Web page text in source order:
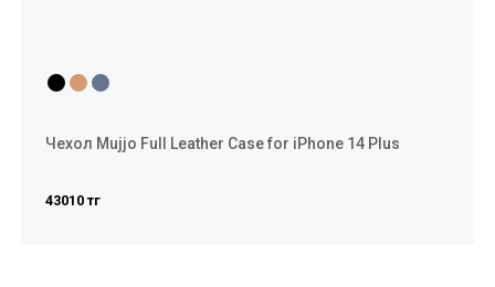
Чехол Mujjo Full Leather Case for iPhone 14 Plus
43010 тг